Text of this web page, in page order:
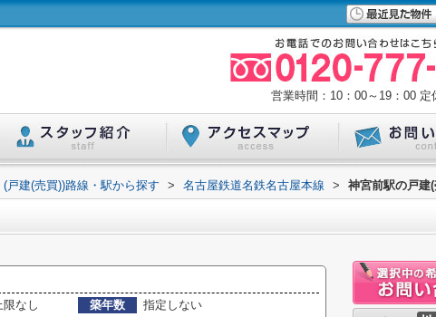
営業時間：10：00～19：00 定
(戸建(売買))路線・駅から探す > 名古屋鉄道名鉄名古屋本線 > 神宮前駅の戸建
なし 築年数
指定しない